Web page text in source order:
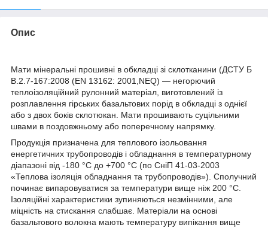
Опис
Мати мінеральні прошивні в обкладці зі склотканини (ДСТУ Б
В.2.7-167:2008 (EN 13162: 2001,NEQ) — негорючий
теплоізоляційний рулонний матеріал, виготовлений із
розплавлення гірських базальтових порід в обкладці з однієї
або з двох боків склотюкан. Мати прошивають суцільними
швами в поздовжньому або поперечному напрямку.
Продукція призначена для теплового ізольовання
енергетичних трубопроводів і обладнання в температурному
діапазоні від -180 °C до +700 °C (по СніП 41-03-2003
«Теплова ізоляція обладнання та трубопроводів»). Сполучний
починає випаровуватися за температури вище ніж 200 °C.
Ізоляційні характеристики зупиняються незмінними, але
міцність на стискання слабшає. Матеріали на основі
базальтового волокна мають температуру випікання вище